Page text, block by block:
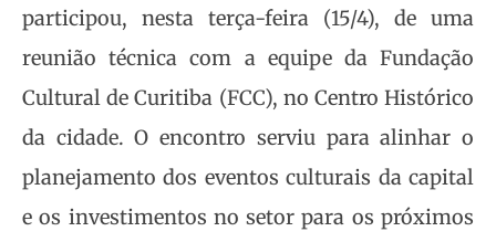
participou, nesta terça-feira (15/4), de uma
reunião técnica com a equipe da Fundação
Cultural de Curitiba (FCC), no Centro Histórico
da cidade. O encontro serviu para alinhar o
planejamento dos eventos culturais da capital
e os investimentos no setor para os próximos